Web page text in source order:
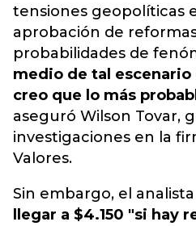
tensiones geopolíticas
aprobación de
probabilidades de
medio de tal
creo que lo más
aseguró Wilson Tovar,
investigaciones en la
Valores.
Sin embargo, el
llegar a $4.150 "si hay